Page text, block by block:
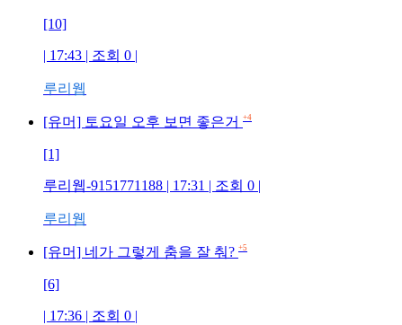
[10]
| 17:43 | 조회 0 |
루리웹
[유머] 토요일 오후 보면 좋은거 +4
[1]
루리웹-9151771188 | 17:31 | 조회 0 |
루리웹
[유머] 네가 그렇게 춤을 잘 춰? +5
[6]
| 17:36 | 조회 0 |